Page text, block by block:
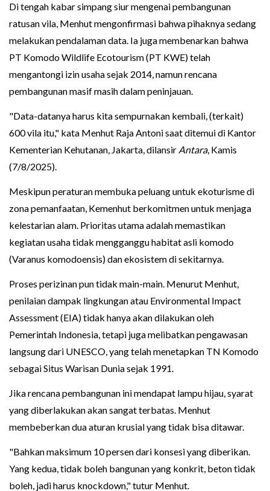
Di tengah kabar simpang siur mengenai pembangunan
ratusan vila, Menhut mengonfirmasi bahwa pihaknya sedang
melakukan pendalaman data. Ia juga membenarkan bahwa
PT Komodo Wildlife Ecotourism (PT KWE) telah
mengantongi izin usaha sejak 2014, namun rencana
pembangunan masif masih dalam peninjauan.
"Data-datanya harus kita sempurnakan kembali, (terkait)
600 vila itu," kata Menhut Raja Antoni saat ditemui di Kantor
Kementerian Kehutanan, Jakarta, dilansir Antara, Kamis
(7/8/2025).
Meskipun peraturan membuka peluang untuk ekoturisme di
zona pemanfaatan, Kemenhut berkomitmen untuk menjaga
kelestarian alam. Prioritas utama adalah memastikan
kegiatan usaha tidak mengganggu habitat asli komodo
(Varanus komodoensis) dan ekosistem di sekitarnya.
Proses perizinan pun tidak main-main. Menurut Menhut,
penilaian dampak lingkungan atau Environmental Impact
Assessment (EIA) tidak hanya akan dilakukan oleh
Pemerintah Indonesia, tetapi juga melibatkan pengawasan
langsung dari UNESCO, yang telah menetapkan TN Komodo
sebagai Situs Warisan Dunia sejak 1991.
Jika rencana pembangunan ini mendapat lampu hijau, syarat
yang diberlakukan akan sangat terbatas. Menhut
membeberkan dua aturan krusial yang tidak bisa ditawar.
"Bahkan maksimum 10 persen dari konsesi yang diberikan.
Yang kedua, tidak boleh bangunan yang konkrit, beton tidak
boleh, jadi harus knockdown," tutur Menhut.